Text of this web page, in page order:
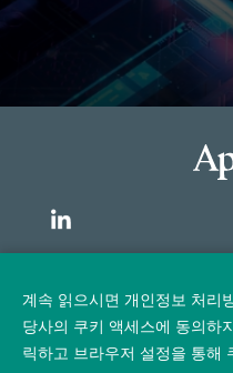
개인정보 보호정책
계속 읽으시면 개인정보 처리
당사의 쿠키 액세스에 동의하
릭하고 브라우저 설정을 통해